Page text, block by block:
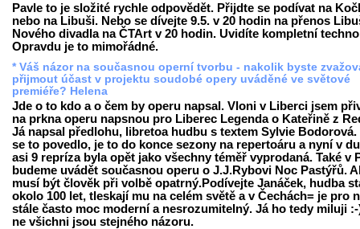
Pavle to je složité rychle odpovědět. Přijdte se podívat na
nebo na Libuši. Nebo se dívejte 9.5. v 20 hodin na přenos
Nového divadla na ČTArt v 20 hodin. Uvidíte kompletní
Opravdu je to mimořádné.
* Váš názor na současnou operní tvorbu - nakolik byste
přijmout účast v projektu soudobé opery uváděné ve světové
premiéře? Helena
Jde o to kdo a o čem by operu napsal. Vloni v Liberci jsem
na prkna operu napsnou pro Liberec Legenda o Kateřině z
Já napsal předlohu, libretoa hudbu s textem Sylvie Bodorová.
se to povedlo, je to do konce sezony na repertoáru a nyní v
asi 9 repríza byla opět jako všechny téměř vyprodaná. Také v
budeme uvádět současnou operu o J.J.Rybovi Noc Pastýřů.
musí být člověk při volbě opatrný.Podívejte Janáček, hudba
okolo 100 let, tleskají mu na celém světě a v Čechách= je pro
stále často moc moderní a nesrozumitelný. Já ho tedy miluji :-
ne všichni jsou stejného názoru.